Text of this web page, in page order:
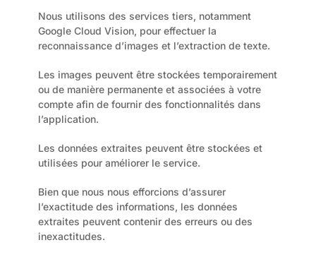
Nous utilisons des services tiers, notamment
Google Cloud Vision, pour effectuer la
reconnaissance d’images et l’extraction de texte.
Les images peuvent être stockées temporairement
ou de manière permanente et associées à votre
compte afin de fournir des fonctionnalités dans
l’application.
Les données extraites peuvent être stockées et
utilisées pour améliorer le service.
Bien que nous nous efforcions d’assurer
l’exactitude des informations, les données
extraites peuvent contenir des erreurs ou des
inexactitudes.